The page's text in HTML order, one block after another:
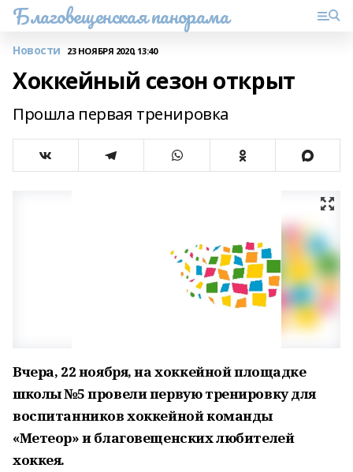
Благовещенская панорама
Новости 23 НОЯБРЯ 2020, 13:40
Хоккейный сезон открыт
Прошла первая тренировка
Вчера, 22 ноября, на хоккейной площадке
школы №5 провели первую тренировку для
воспитанников хоккейной команды
«Метеор» и благовещенских любителей
хоккея.